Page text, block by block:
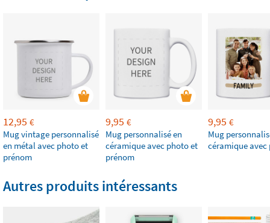
12,95 €
Mug vintage personnalisé
en métal avec photo et
prénom
9,95 €
Mug personnalisé en
céramique avec photo et
prénom
9,95 €
Mug
céramique avec
Autres produits intéressants